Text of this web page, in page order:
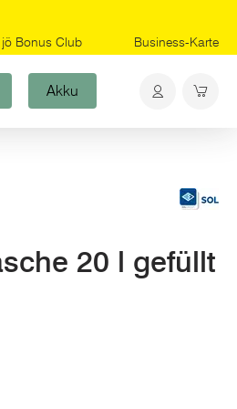
jö Bonus Club Business-Karte
Akku
20 l gefüllt